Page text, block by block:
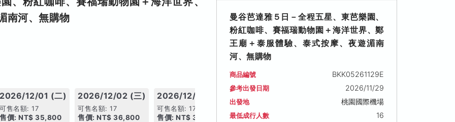
南河、無購物
2026/12/01 (二)
可售名額: 17
售價: NT$ 35,800
2026/12/02 (三)
可售名額: 17
售價: NT$ 36,800
2026/12/03 (四)
可售名額: 17
售價: NT$ 36,800
2026/12/04 (五)
售價: NT$ 36,800
2026/12/05 (六)
售價: NT$ 36,800
曼谷芭達雅５日－全程五星、東芭樂園、
粉紅咖啡、賽福瑞動物園＋海洋世界、鄭
王廟＋泰服體驗、泰式按摩、夜遊湄南
河、無購物
商品編號 BKK05261129E
參考出發日期 2026/11/29
出發地 桃園國際機場
最低成行人數 16